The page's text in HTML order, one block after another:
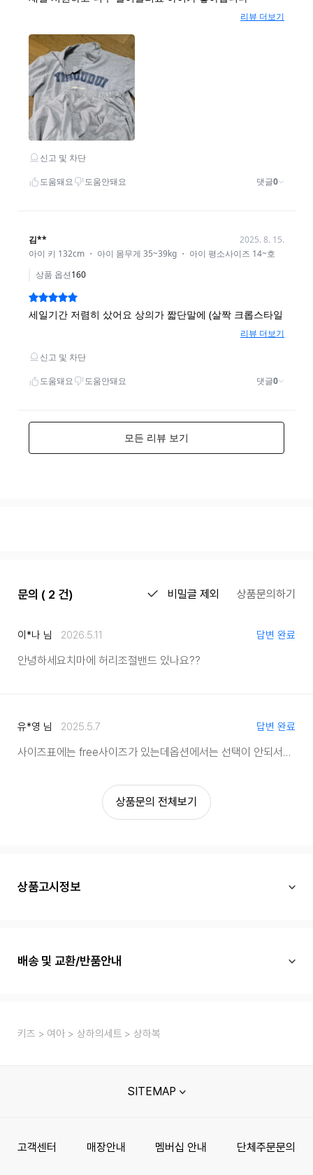
문의 ( 2 건) 비밀글 제외 상품문의하기
이*나 님 2026.5.11 답변 완료
안녕하세요치마에 허리조절밴드 있나요??
유*영 님 2025.5.7 답변 완료
사이즈표에는 free사이즈가 있는데 옵션에서는 선택이 안되서요.
상품문의 전체보기
상품고시정보
배송 및 교환/반품안내
키즈 여아 상하의세트 상하복
SITEMAP
고객센터 매장안내 멤버십 안내 단체주문문의